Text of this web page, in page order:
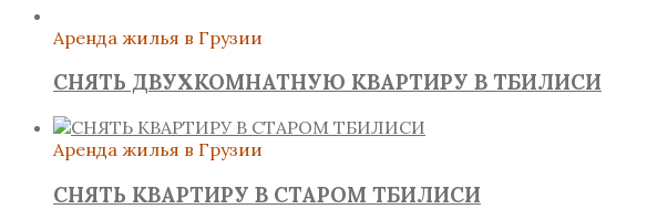
Аренда жилья в Грузии
СНЯТЬ ДВУХКОМНАТНУЮ КВАРТИРУ В ТБИЛИСИ
Аренда жилья в Грузии
СНЯТЬ КВАРТИРУ В СТАРОМ ТБИЛИСИ